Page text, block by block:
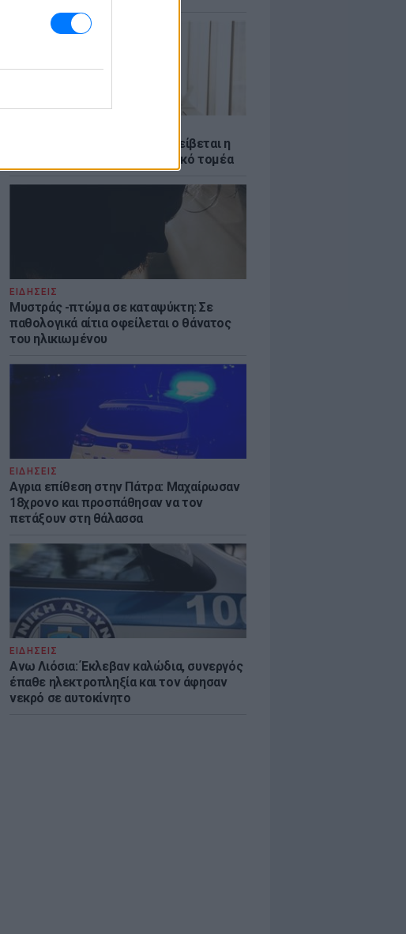
Δεκαπενταύγουστος: Πώς αμείβεται η
εργασία την αργία στον ιδιωτικό τομέα
ΕΙΔΗΣΕΙΣ
Μυστράς -πτώμα σε καταψύκτη: Σε
παθολογικά αίτια οφείλεται ο θάνατος
του ηλικιωμένου
ΕΙΔΗΣΕΙΣ
Αγρια επίθεση στην Πάτρα: Μαχαίρωσαν
18χρονο και προσπάθησαν να τον
πετάξουν στη θάλασσα
ΕΙΔΗΣΕΙΣ
Ανω Λιόσια: Έκλεβαν καλώδια, συνεργός
έπαθε ηλεκτροπληξία και τον άφησαν
νεκρό σε αυτοκίνητο